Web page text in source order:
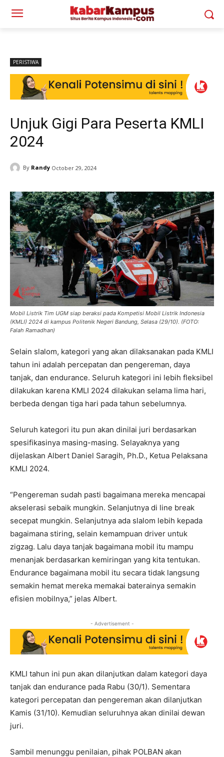
PERISTIWA
Unjuk Gigi Para Peserta KMLI
2024
By Randy October 29, 2024
Mobil Listrik Tim UGM siap beraksi pada Kompetisi Mobil Listrik Indonesia
(KMLI) 2024 di kampus Politenik Negeri Bandung, Selasa (29/10). (FOTO:
Falah Ramadhan)
Selain slalom, kategori yang akan dilaksanakan pada KMLI
tahun ini adalah percepatan dan pengereman, daya
tanjak, dan endurance. Seluruh kategori ini lebih fleksibel
dilakukan karena KMLI 2024 dilakukan selama lima hari,
berbeda dengan tiga hari pada tahun sebelumnya.
Seluruh kategori itu pun akan dinilai juri berdasarkan
spesifikasinya masing-masing. Selayaknya yang
dijelaskan Albert Daniel Saragih, Ph.D., Ketua Pelaksana
KMLI 2024.
“Pengereman sudah pasti bagaimana mereka mencapai
akselerasi sebaik mungkin. Selanjutnya di line break
secepat mungkin. Selanjutnya ada slalom lebih kepada
bagaimana stiring, selain kemampuan driver untuk
zigzag. Lalu daya tanjak bagaimana mobil itu mampu
menanjak berdasarkan kemiringan yang kita tentukan.
Endurance bagaimana mobil itu secara tidak langsung
semakin hemat mereka memakai baterainya semakin
efisien mobilnya,” jelas Albert.
- Advertisement -
KMLI tahun ini pun akan dilanjutkan dalam kategori daya
tanjak dan endurance pada Rabu (30/1). Sementara
kategori percepatan dan pengereman akan dilanjutkan
Kamis (31/10). Kemudian seluruhnya akan dinilai dewan
juri.
Sambil menunggu penilaian, pihak POLBAN akan